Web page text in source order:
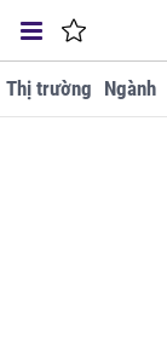
Thị trường Ngành